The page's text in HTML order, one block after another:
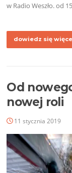
w Radio Weszło. od
dowiedz się
Od
nowej roli
11 stycznia 2019